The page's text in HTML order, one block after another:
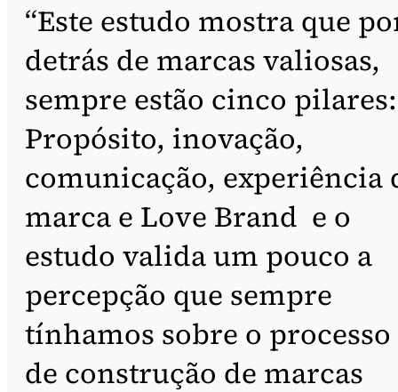
“Este estudo mostra que
detrás de marcas valiosas,
sempre estão cinco pilares:
Propósito, inovação,
comunicação, experiência
marca e Love Brand e o
estudo valida um pouco a
percepção que sempre
tínhamos sobre o processo
de construção de marcas